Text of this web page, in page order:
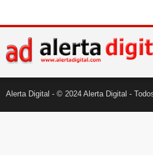
Alerta Digital - © 2024 Alerta Digital -